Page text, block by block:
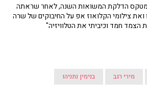
הדלקת המשואות השנה, לאחר שראתה
ואת צילומי הקלואוז אפ על החיבוקים של שרה
הצמד חמד וכיביתי את הטלוויזיה"
מירי רגב
בנימין נתניהו